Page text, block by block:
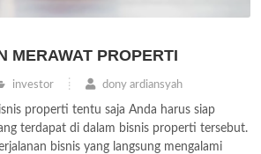
MERAWAT PROPERTI
investor dony ardiansyah
properti tentu saja Anda harus siap
terdapat di dalam bisnis properti tersebut.
bisnis yang langsung mengalami